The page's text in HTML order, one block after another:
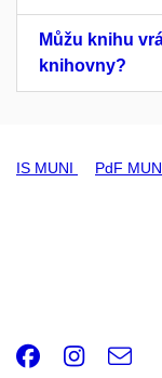
Můžu knihu
knihovny?
IS MUNI PdF
e-